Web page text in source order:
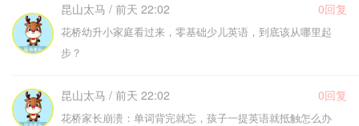
昆山太马 / 前天 22:02 0回复
花桥幼升小家庭看过来，零基础少儿英语，到底该从哪里起
步？
昆山太马 / 前天 22:02 0回复
花桥家长崩溃：单词背完就忘，孩子一提英语就抵触怎么办